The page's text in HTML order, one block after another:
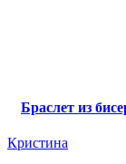
Браслет из
Кристина